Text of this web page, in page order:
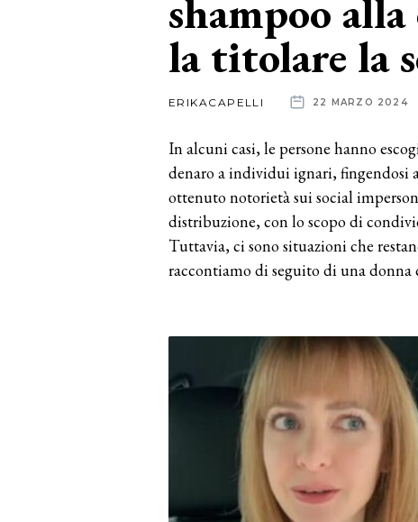
shampoo
la titolare la
ERIKACAPELLI 22 MARZO 2024
In alcuni casi, le persone hanno
denaro a individui ignari, fingendosi
ottenuto notorietà sui social
distribuzione, con lo scopo di
Tuttavia, ci sono situazioni che
raccontiamo di seguito di una donna